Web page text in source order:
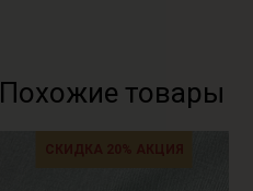
Похожие товары